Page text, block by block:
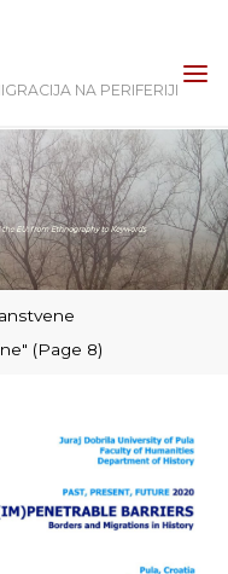
NA PERIFERIJI
(Page 8)